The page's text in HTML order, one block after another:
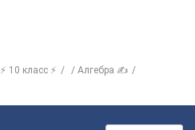
⚡ 10 класс ⚡
Алгебра ✍